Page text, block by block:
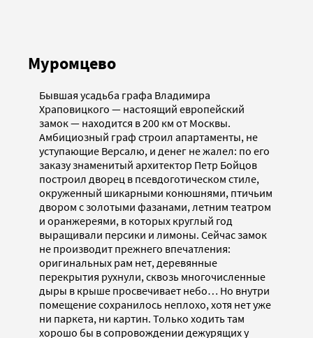
Муромцево
Бывшая усадьба графа Владимира
Храповицкого — настоящий европейский
замок — находится в 200 км от Москвы.
Амбициозный граф строил апартаменты, не
уступающие Версалю, и денег не жалел: по его
заказу знаменитый архитектор Петр Бойцов
построил дворец в псевдоготическом стиле,
окруженный шикарными конюшнями, птичьим
двором с золотыми фазанами, летним театром
и оранжереями, в которых круглый год
выращивали персики и лимоны. Сейчас замок
не производит прежнего впечатления:
оригинальных рам нет, деревянные
перекрытия рухнули, сквозь многочисленные
дыры в крыше просвечивает небо… Но внутри
помещение сохранилось неплохо, хотя нет уже
ни паркета, ни картин. Только ходить там
хорошо бы в сопровождении дежурящих у